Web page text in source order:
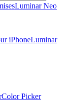
Luminar Neo
iPhoneLuminar
Color Picker